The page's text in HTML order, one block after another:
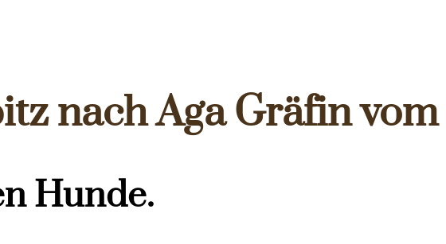
nach Aga Gräfin
Hunde.